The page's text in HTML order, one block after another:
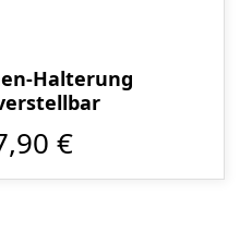
Halterung
€